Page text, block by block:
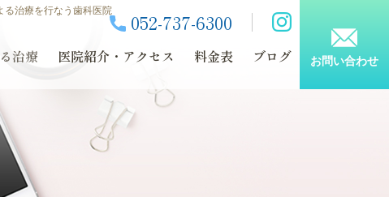
る治療を行なう歯科医院
治療 医院紹介・アクセス 料金表 ブログ
052-737-6300
お問い合わせ